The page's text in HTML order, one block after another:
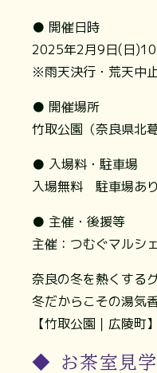
● 開催日時
2025年2月9日(日
※雨天決行・荒天中
● 開催場所
竹取公園（奈良県北
● 入場料・駐車場
入場無料 駐車場あり
● 主催・後援等
主催：つむぐマルシ
奈良の冬を熱くする
冬だからこその湯気
【竹取公園｜広陵町】
◆ お茶室見学